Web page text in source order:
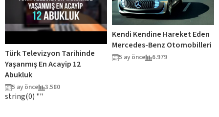
Türk Televizyon Tarihinde
Yaşanmış En Acayip 12
Abukluk
5 ay önce 3.580
Kendi Kendine Hareket Eden
Mercedes-Benz Otomobilleri
5 ay önce 6.979
string(0) ""